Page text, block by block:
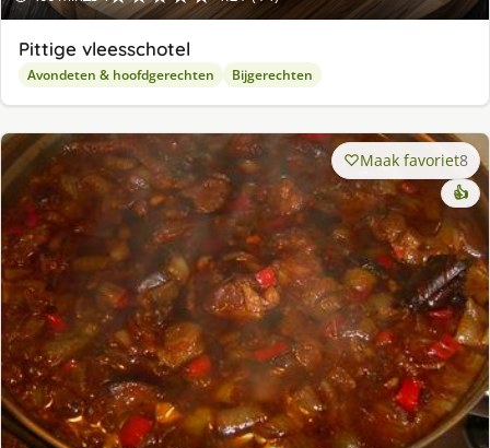
Pittige vleesschotel
Avondeten & hoofdgerechten Bijgerechten
Maak favoriet8
👍